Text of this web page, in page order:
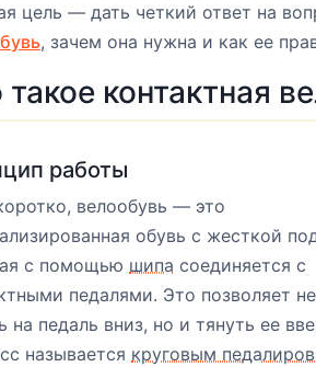
цель — дать четкий ответ на
, зачем она нужна и как ее
такое контактная
работы
велообувь — это
обувь с жесткой
с помощью шипа соединяется с
педалями. Это позволяет
на педаль вниз, но и тянуть ее
называется круговым